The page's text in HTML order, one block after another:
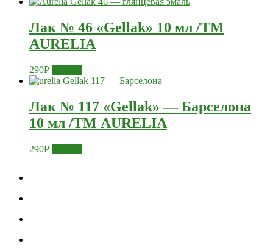
Лак № 46 «Gellak» 10 мл /ТМ
AURELIA
290Р
Лак № 117 «Gellak» — Барселона
10 мл /ТМ AURELIA
290Р